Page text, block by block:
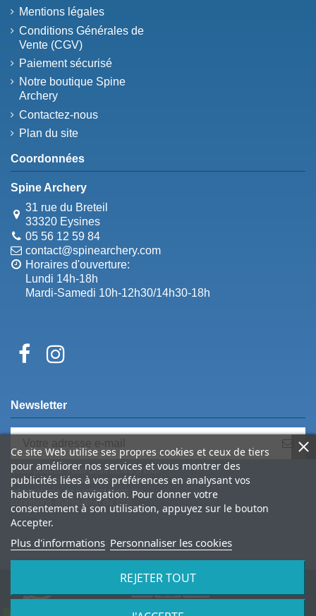
Mentions légales
Conditions Générales de
Vente (CGV)
Paiement sécurisé
Notre boutique Spine
Archery
Contactez-nous
Plan du site
Coordonnées
Spine Archery
31 rue du Breteil
33320 Eysines
05 56 12 59 84
contact@spinearchery.com
Horaires d'ouverture:
Lundi 14h-18h
Mardi-Samedi 10h-12h30/14h30-18h
Ce site Web utilise ses propres cookies et ceux de tiers
pour améliorer nos services et vous montrer des
publicités liées à vos préférences en analysant vos
habitudes de navigation. Pour donner votre
consentement à son utilisation, appuyez sur le bouton
Accepter.
Plus d'informations Personnaliser les cookies
REJETER TOUT
Newsletter
Vous pouvez vous désinscrire à tout
moment. Vous trouverez pour cela nos
informations de contact dans les
conditions d'utilisation du site.